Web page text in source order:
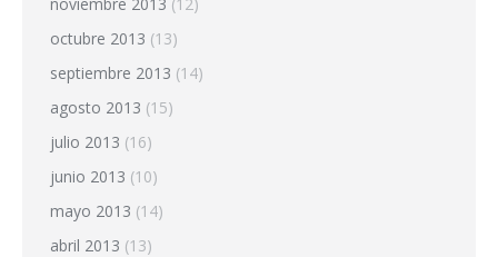
octubre 2013 (13)
septiembre 2013 (14)
agosto 2013 (15)
julio 2013 (16)
junio 2013 (10)
mayo 2013 (14)
abril 2013 (13)